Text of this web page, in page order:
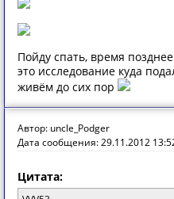
Пойду спать, время
это исследование куда
живём до сих пор
Автор: uncle_Podger
Дата сообщения: 29.11.2012
Цитата: